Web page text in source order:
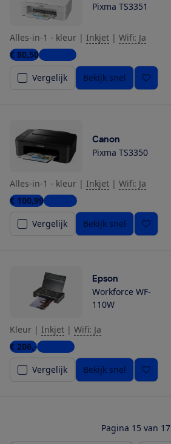
Pixma TS3351
Alles-in-1 - kleur | Inkjet | Wifi: Ja
€ 80,503 winkels
Vergelijk
Bekijk snel
Canon
Pixma TS3350
Alles-in-1 - kleur | Inkjet | Wifi: Ja
€ 100,991 winkel
Vergelijk
Bekijk snel
Epson
Workforce WF-
110W
Kleur | Inkjet | Wifi: Ja
€ 206,-7 winkels
Vergelijk
Bekijk snel
Pagina 15 van 17